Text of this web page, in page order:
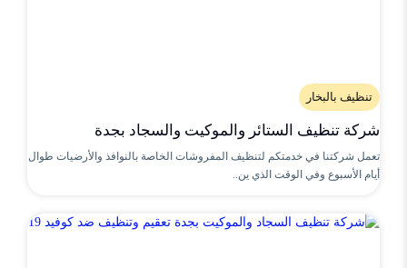
تنظيف بالبخار
شركة تنظيف الستائر والموكيت والسجاد بجدة
تعمل شركتنا في خدمتكم لتنظيف المفروشات الخاصة بالنوافذ والأرضيات طوال
أيام الأسبوع وفي الوقت الذي ين..